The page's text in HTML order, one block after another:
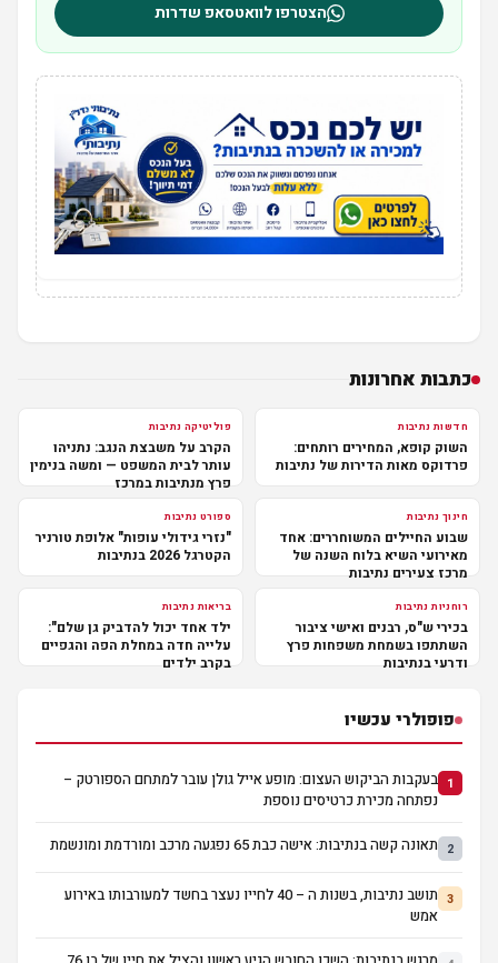
הצטרפו לוואטסאפ שדרות
כתבות אחרונות
חדשות נתיבות
השוק קופא, המחירים רותחים:
פרדוקס מאות הדירות של נתיבות
פוליטיקה נתיבות
הקרב על משבצת הנגב: נתניהו
עותר לבית המשפט — ומשה בנימין
פרץ מנתיבות במרכז
חינוך נתיבות
שבוע החיילים המשוחררים: אחד
מאירועי השיא בלוח השנה של
מרכז צעירים נתיבות
ספורט נתיבות
"נזרי גידולי עופות" אלופת טורניר
הקטרגל 2026 בנתיבות
רוחניות נתיבות
בכירי ש"ס, רבנים ואישי ציבור
השתתפו בשמחת משפחות פרץ
ודרעי בנתיבות
בריאות נתיבות
ילד אחד יכול להדביק גן שלם":
עלייה חדה במחלת הפה והגפיים
בקרב ילדים
פופולרי עכשיו
1 בעקבות הביקוש העצום: מופע אייל גולן עובר למתחם הספורטק –
נפתחה מכירת כרטיסים נוספת
2 תאונה קשה בנתיבות: אישה כבת 65 נפגעה מרכב ומורדמת ומונשמת
3
תושב נתיבות, בשנות ה – 40 לחייו נעצר בחשד למעורבותו באירוע
אמש